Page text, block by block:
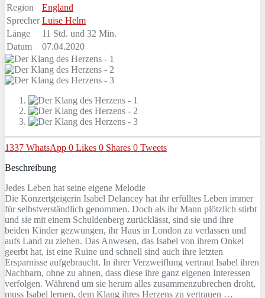
Region
England
Sprecher Luise Helm
Länge
11 Std. und 32 Min.
Datum
07.04.2020
1337 WhatsApp 0 Likes 0 Shares 0 Tweets
Beschreibung
Jedes Leben hat seine eigene Melodie
Die Konzertgeigerin Isabel Delancey hat ihr erfülltes Leben immer
für selbstverständlich genommen. Doch als ihr Mann plötzlich stirbt
und sie mit einem Schuldenberg zurücklässt, sind sie und ihre
beiden Kinder gezwungen, ihr Haus in London zu verlassen und
aufs Land zu ziehen. Das Anwesen, das Isabel von ihrem Onkel
geerbt hat, ist eine Ruine und schnell sind auch ihre letzten
Ersparnisse aufgebraucht. In ihrer Verzweiflung vertraut Isabel ihren
Nachbarn, ohne zu ahnen, dass diese ihre ganz eigenen Interessen
verfolgen. Während um sie herum alles zusammenzubrechen droht,
muss Isabel lernen, dem Klang ihres Herzens zu vertrauen …